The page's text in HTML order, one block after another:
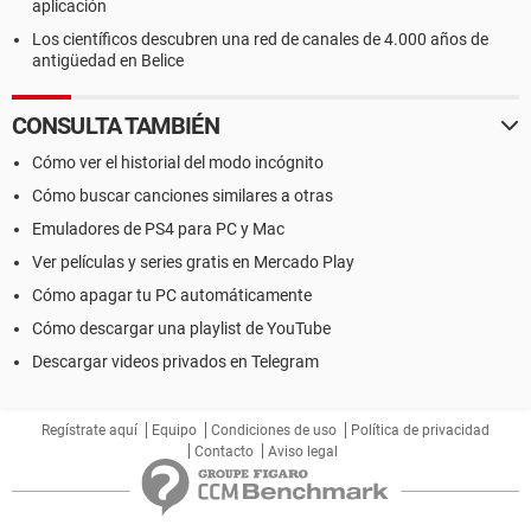
aplicación
Los científicos descubren una red de canales de 4.000 años de
antigüedad en Belice
CONSULTA TAMBIÉN
Cómo ver el historial del modo incógnito
Cómo buscar canciones similares a otras
Emuladores de PS4 para PC y Mac
Ver películas y series gratis en Mercado Play
Cómo apagar tu PC automáticamente
Cómo descargar una playlist de YouTube
Descargar videos privados en Telegram
Regístrate aquí Equipo Condiciones de uso
Política de privacidad
Contacto
Aviso legal